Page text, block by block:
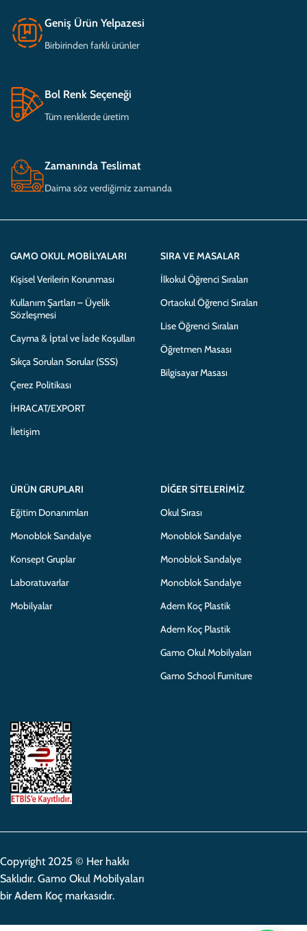
Geniş Ürün Yelpazesi
Birbirinden farklı ürünler
Bol Renk Seçeneği
Tüm renklerde üretim
Zamanında Teslimat
Daima söz verdiğimiz zamanda
GAMO OKUL MOBILYALARI
Kişisel Verilerin Korunması
Kullanım Şartları – Üyelik
Sözleşmesi
Cayma & İptal ve İade Koşulları
Sıkça Sorulan Sorular (SSS)
Çerez Politikası
İHRACAT/EXPORT
İletişim
SIRA VE MASALAR
İlkokul Öğrenci Sıraları
Ortaokul Öğrenci Sıraları
Lise Öğrenci Sıraları
Öğretmen Masası
Bilgisayar Masası
ÜRÜN GRUPLARI
Eğitim Donanımları
Monoblok Sandalye
Konsept Gruplar
Laboratuvarlar
Mobilyalar
DIĞER SITELERIMIZ
Okul Sırası
Monoblok Sandalye
Monoblok Sandalye
Monoblok Sandalye
Adem Koç Plastik
Adem Koç Plastik
Gamo Okul Mobilyaları
Gamo School Furniture
Copyright 2025 © Her hakkı
Saklıdır. Gamo Okul Mobilyaları
bir Adem Koç markasıdır.